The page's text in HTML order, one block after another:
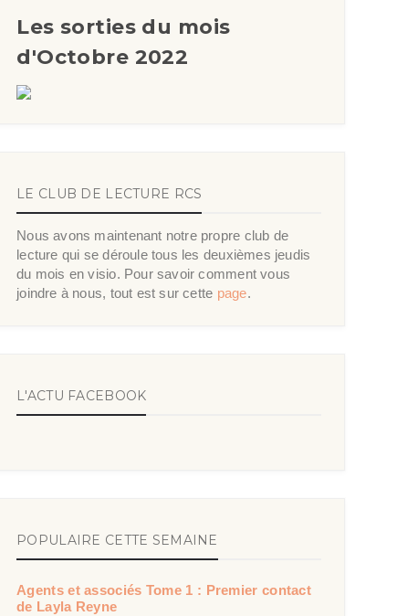
Les sorties du mois
d'Octobre 2022
LE CLUB DE LECTURE RCS
Nous avons maintenant notre propre club de
lecture qui se déroule tous les deuxièmes jeudis
du mois en visio. Pour savoir comment vous
joindre à nous, tout est sur cette page.
L'ACTU FACEBOOK
POPULAIRE CETTE SEMAINE
Agents et associés Tome 1 : Premier contact
de Layla Reyne